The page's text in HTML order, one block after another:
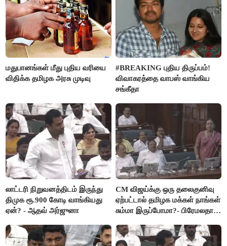
மதுபானங்கள் மீது புதிய வரியை
விதிக்க தமிழக அரசு முடிவு
#BREAKING புதிய திருப்பம்!
விவாகரத்தை வாபஸ் வாங்கிய
சங்கீதா
லாட்டரி நிறுவனத்திடம் இருந்து
திமுக ரூ.900 கோடி வாங்கியது
ஏன்? - ஆதவ் அர்ஜுனா
CM விஜய்க்கு ஒரு தலைகுனிவு
ஏற்பட்டால் தமிழக மக்கள் நாங்கள்
சும்மா இருப்போமா?- பிரேமலதா